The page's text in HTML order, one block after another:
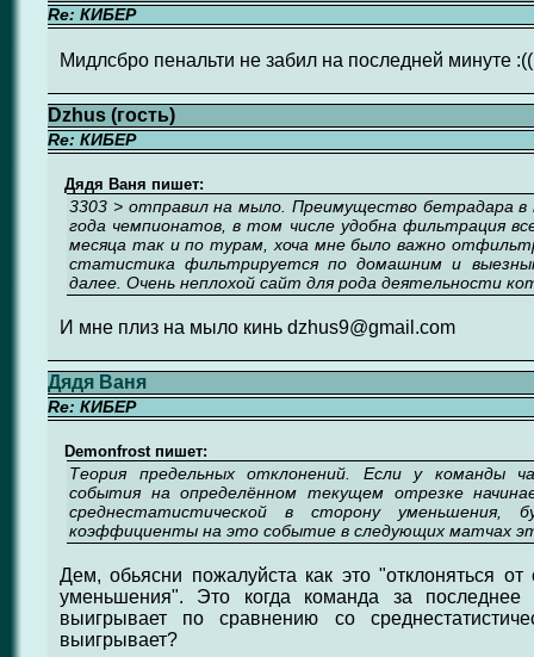
Re: КИБЕР
Мидлсбро пенальти не забил на последней минуте :((
Dzhus (гость)
Re: КИБЕР
Дядя Ваня пишет:
3303 > отправил на мыло. Преимущество бетрадара
года чемпионатов, в том числе удобна фильтрация
месяца так и по турам, хоча мне было важно
статистика фильтрируется по домашним и
далее. Очень неплохой сайт для рода деятельности
И мне плиз на мыло кинь dzhus9@gmail.com
Дядя Ваня
Re: КИБЕР
Demonfrost пишет:
Теория предельных отклонений. Если у команды
события на определённом текущем отрезке
среднестатистической в сторону уменьшения,
коэффициенты на это событие в следующих матчах
Дем, обьясни пожалуйста как это "отклоняться от
уменьшения". Это когда команда за
выигрывает по сравнению со
выигрывает?